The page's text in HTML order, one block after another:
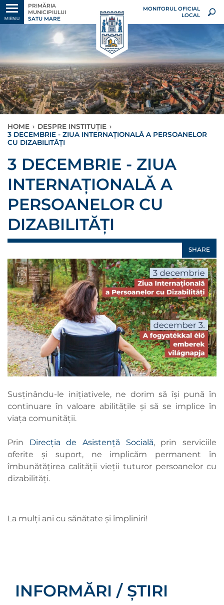
MENU
PRIMĂRIA
MUNICIPIULUI
SATU MARE
MONITORUL OFICIAL
LOCAL
HOME › DESPRE INSTITUȚIE ›
3 DECEMBRIE - ZIUA INTERNAȚIONALĂ A PERSOANELOR
CU DIZABILITĂȚI
3 DECEMBRIE - ZIUA
INTERNAȚIONALĂ A
PERSOANELOR CU
DIZABILITĂȚI
SHARE
Susținându-le inițiativele, ne dorim să își pună în
continuare în valoare abilitățile și să se implice în
viața comunității.
Prin Direcția de Asistență Socială, prin serviciile
oferite și suport, ne implicăm permanent în
îmbunătățirea calității vieții tuturor persoanelor cu
dizabilități.
La mulți ani cu sănătate și împliniri!
INFORMĂRI / ȘTIRI